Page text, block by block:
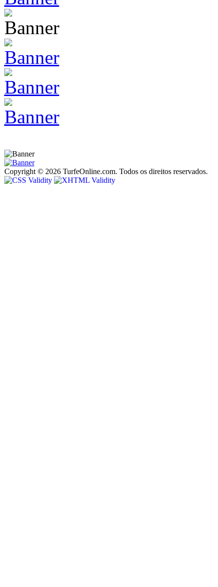
Copyright © 2026 TurfeOnline.com. Todos os direitos reservados.